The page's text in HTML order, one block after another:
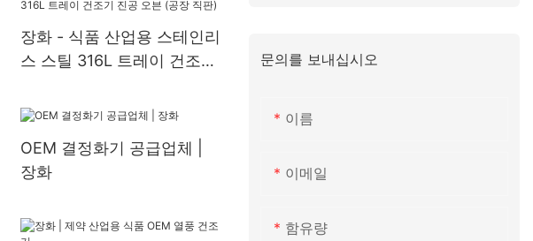
장화 - 식품 산업용 스테인리
스 스틸 316L 트레이 건조기
OEM 결정화기 공급업체 |
장화
문의를 보내십시오
이름
이메일
함유량